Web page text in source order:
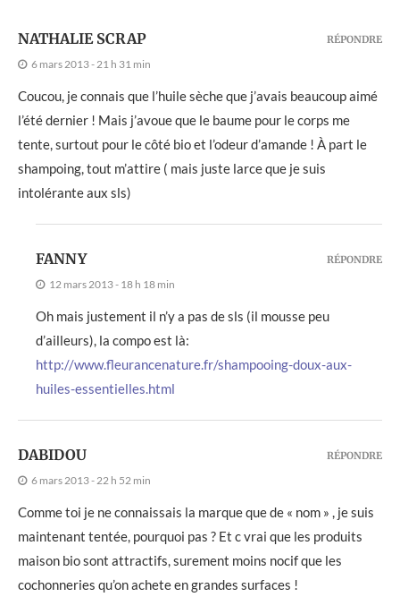
NATHALIE SCRAP
6 mars 2013 - 21 h 31 min
Coucou, je connais que l’huile sèche que j’avais beaucoup aimé
l’été dernier ! Mais j’avoue que le baume pour le corps me
tente, surtout pour le côté bio et l’odeur d’amande ! À part le
shampoing, tout m’attire ( mais juste larce que je suis
intolérante aux sls)
RÉPONDRE
FANNY
12 mars 2013 - 18 h 18 min
Oh mais justement il n’y a pas de sls (il mousse peu
d’ailleurs), la compo est là:
http://www.fleurancenature.fr/shampooing-doux-aux-
huiles-essentielles.html
RÉPONDRE
DABIDOU
6 mars 2013 - 22 h 52 min
Comme toi je ne connaissais la marque que de « nom » , je suis
maintenant tentée, pourquoi pas ? Et c vrai que les produits
maison bio sont attractifs, surement moins nocif que les
cochonneries qu’on achete en grandes surfaces !
RÉPONDRE